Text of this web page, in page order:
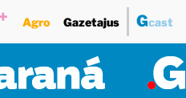
+ Agro Gazetajus Gcast